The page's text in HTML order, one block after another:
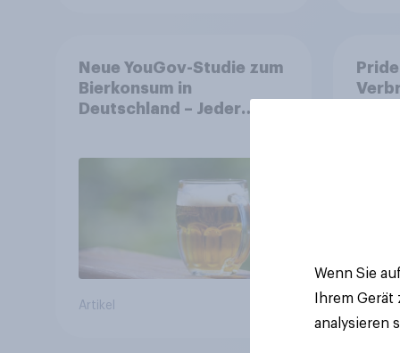
Neue YouGov-Studie zum
Bierkonsum in
Deutschland – Jeder
um über 23 Prozent
Artikel Artikel
Wenn Sie
Ihrem
analysieren